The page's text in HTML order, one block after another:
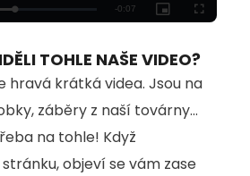
100.00%
TOHLE NAŠE VIDEO?
hravá krátká videa. Jsou na
záběry z naší továrny...
na tohle! Když
objeví se vám zase